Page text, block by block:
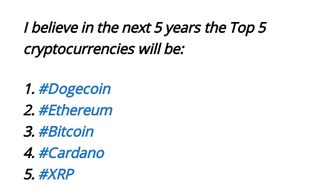
I believe in the next 5 years the Top 5
cryptocurrencies will be:
1. #Dogecoin
2. #Ethereum
3. #Bitcoin
4. #Cardano
5. #XRP